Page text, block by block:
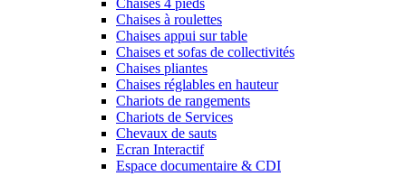
Chaises 4 pieds
Chaises à roulettes
Chaises appui sur table
Chaises et sofas de collectivités
Chaises pliantes
Chaises réglables en hauteur
Chariots de rangements
Chariots de Services
Chevaux de sauts
Ecran Interactif
Espace documentaire & CDI